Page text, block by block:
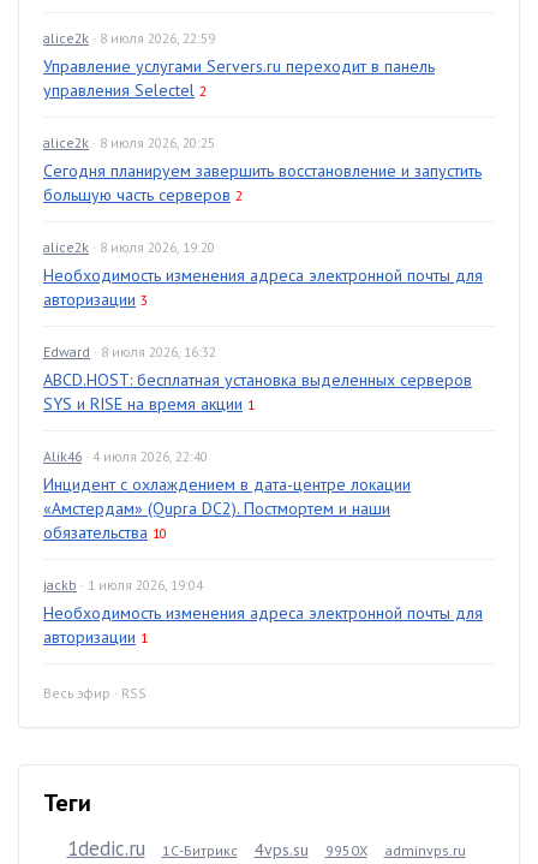
alice2k · 8 июля 2026, 22:59
Управление услугами Servers.ru переходит в панель
управления Selectel 2
alice2k · 8 июля 2026, 20:25
Сегодня планируем завершить восстановление и запустить
большую часть серверов 2
alice2k · 8 июля 2026, 19:20
Необходимость изменения адреса электронной почты для
авторизации 3
Edward · 8 июля 2026, 16:32
ABCD.HOST: бесплатная установка выделенных серверов
SYS и RISE на время акции 1
Alik46 · 4 июля 2026, 22:40
Инцидент с охлаждением в дата-центре локации
«Амстердам» (Qupra DC2). Постмортем и наши
обязательства 10
jackb · 1 июля 2026, 19:04
Необходимость изменения адреса электронной почты для
авторизации 1
Весь эфир · RSS
Теги
1dedic.ru 1С-Битрикс 4vps.su 9950X adminvps.ru